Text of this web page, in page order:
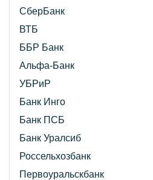
СберБанк
ВТБ
ББР Банк
Альфа-Банк
УБРиР
Банк Инго
Банк ПСБ
Банк Уралсиб
Россельхозбанк
Первоуральскбанк